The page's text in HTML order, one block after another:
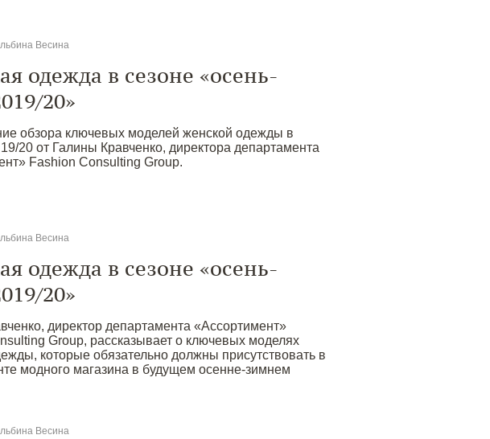
Весина
одежда в сезоне «осень-
20»
обзора ключевых моделей женской одежды в
20 от Галины Кравченко, директора департамента
Fashion Consulting Group.
Весина
одежда в сезоне «осень-
20»
директор департамента «Ассортимент»
Group, рассказывает о ключевых моделях
которые обязательно должны присутствовать в
модного магазина в будущем осенне-зимнем
Весина